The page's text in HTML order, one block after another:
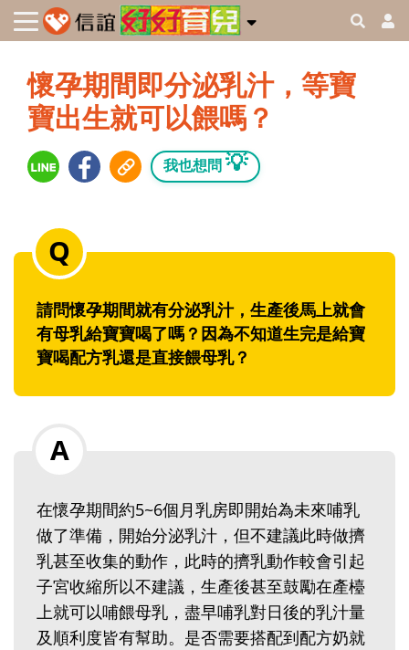
懷孕期間即分泌乳汁，等寶
寶出生就可以餵嗎？
我也想問 💡
請問懷孕期間就有分泌乳汁，生產後馬上就會
有母乳給寶寶喝了嗎？因為不知道生完是給寶
寶喝配方乳還是直接餵母乳？
在懷孕期間約5~6個月乳房即開始為未來哺乳
做了準備，開始分泌乳汁，但不建議此時做擠
乳甚至收集的動作，此時的擠乳動作較會引起
子宮收縮所以不建議，生產後甚至鼓勵在產檯
上就可以哺餵母乳，盡早哺乳對日後的乳汁量
及順利度皆有幫助。是否需要搭配到配方奶就